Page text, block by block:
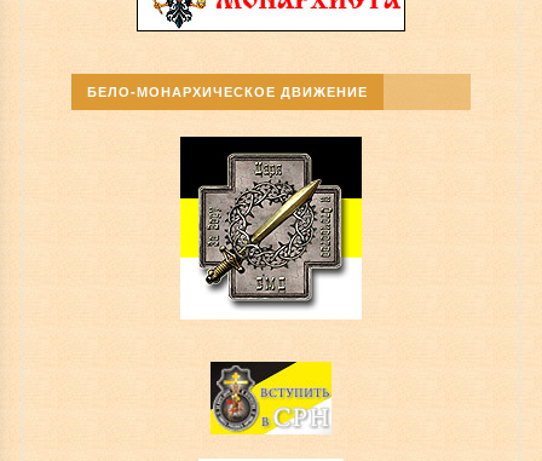
БЕЛО-МОНАРХИЧЕСКОЕ ДВИЖЕНИЕ